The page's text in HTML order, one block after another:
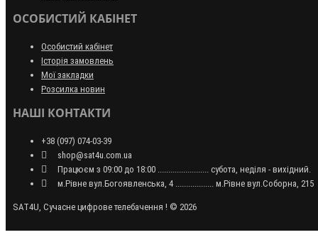
ОСОБИСТИЙ КАБІНЕТ
Особистий кабінет
Історія замовлень
Мої закладки
Розсилка новин
НАШІ КОНТАКТИ
+38 (097) 074-03-39
shop@sat4u.com.ua
Працюєм з 09:00 до 18:00 ........................ субота, неділя - вихідний.
м.Рівне вул.Богоявленська, 4 .................. м.Рівне вул.Соборна, 215
SAT4U, Сучасне цифрове телебачення ! © 2026